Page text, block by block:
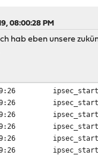
08:00:28 PM
hab eben unsere